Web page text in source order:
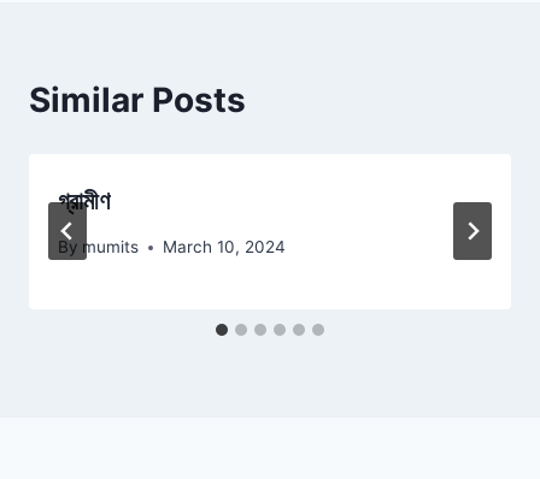
Similar Posts
গ্রামীণ
By mumits March 10, 2024